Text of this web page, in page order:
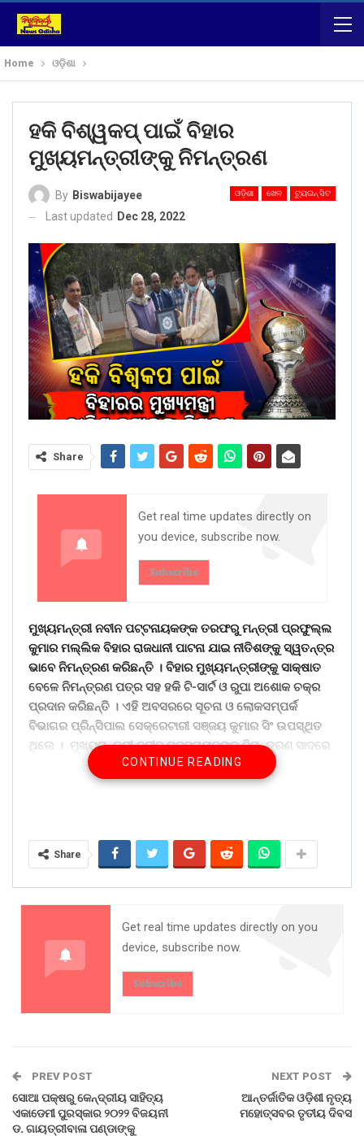
Home ଓଡ଼ିଶା
ହକି ବିଶ୍ୱକପ୍ ପାଇଁ ବିହାର
ମୁଖ୍ୟମନ୍ତ୍ରୀଙ୍କୁ ନିମନ୍ତ୍ରଣ
ଓଡ଼ିଶା ଖେଳ ଟ୍ୟୁଇନ୍ ସିଟ
By Biswabijayee
Last updated
Dec 28, 2022
Share
Get real time updates directly on
you device, subscribe now.
Subscribe
ମୁଖ୍ୟମନ୍ତ୍ରୀ ନବୀନ ପଟ୍ଟନାୟକଙ୍କ ତରଫରୁ ମନ୍ତ୍ରୀ ପ୍ରଫୁଲ୍ଲ
କୁମାର ମଲ୍ଲିକ ବିହାର ରାଜଧାନୀ ପାଟନା ଯାଇ ନୀତିଶଙ୍କୁ ସ୍ୱତନ୍ତ୍ର
ଭାବେ ନିମନ୍ତ୍ରଣ କରିଛନ୍ତି । ବିହାର ମୁଖ୍ୟମନ୍ତ୍ରୀଙ୍କୁ ସାକ୍ଷାତ
ବେଳେ ନିମନ୍ତ୍ରଣ ପତ୍ର ସହ ହକି ଟି-ସାର୍ଟ ଓ ରୁପା ଅଶୋକ ଚକ୍ର
ପ୍ରଦାନ କରିଛନ୍ତି । ଏହି ଅବସରରେ ସୂଚନା ଓ ଲୋକସମ୍ପର୍କ
ବିଭାଗର ପ୍ରିନ୍ସିପାଲ ସେକ୍ରେଟାରୀ ସଞ୍ଜୟ କୁମାର ସିଂ ଉପସ୍ଥିତ
ଥିଲେ । ମୁଖ୍ୟମନ୍ତ୍ରୀ ନବୀନ ପଟ୍ଟନାୟକଙ୍କ ନିମନ୍ତ୍ରଣ ସାଦରେ
ଗ୍ରହଣ କରିଛନ୍ତି ବିହାର ମୁଖ୍ୟମନ୍ତ୍ରୀ ନୀତିଶ କୁମାର ।ଯଥାସମ୍ଭବ
ଓଡ଼ିଶା ଆସି ହକି ମହାକୁମ୍ଭରେ ସାମିଲ ହେବେ ବୋଲି ସେ ପ୍ରତିଶ୍ରୁତି
Share on:
WhatsApp
CONTINUE READING
Share
Get real time updates directly on you
device, subscribe now.
Subscribe
PREV POST
ସୋଆ ପକ୍ଷରୁ କେନ୍ଦ୍ରୀୟ ସାହିତ୍ୟ
ଏକାଡେମୀ ପୁରସ୍କାର ୨୦୨୨ ବିଜୟନୀ
ଡ. ଗାୟତ୍ରୀବାଳା ପଣ୍ଡାଙ୍କୁ
NEXT POST
ଆନ୍ତର୍ଜାତିକ ଓଡ଼ିଶୀ ନୃତ୍ୟ
ମହୋତ୍ସବର ତୃତୀୟ ଦିବସ